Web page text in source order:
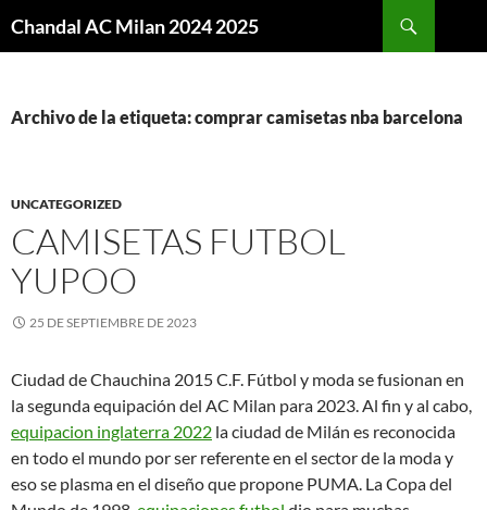
Chandal AC Milan 2024 2025
Archivo de la etiqueta: comprar camisetas nba barcelona
UNCATEGORIZED
CAMISETAS FUTBOL
YUPOO
25 DE SEPTIEMBRE DE 2023
Ciudad de Chauchina 2015 C.F. Fútbol y moda se fusionan en
la segunda equipación del AC Milan para 2023. Al fin y al cabo,
equipacion inglaterra 2022 la ciudad de Milán es reconocida
en todo el mundo por ser referente en el sector de la moda y
eso se plasma en el diseño que propone PUMA. La Copa del